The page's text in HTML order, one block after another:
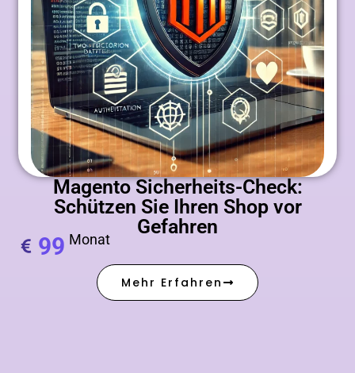
Magento Sicherheits-Check:
Schützen Sie Ihren Shop vor
Gefahren
99 Monat
Mehr Erfahren